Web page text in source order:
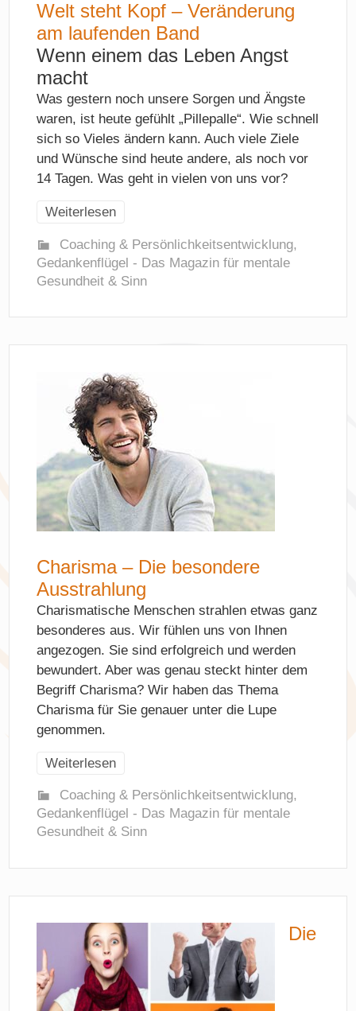
Welt steht Kopf – Veränderung
am laufenden Band
Wenn einem das Leben Angst
macht
Was gestern noch unsere Sorgen und Ängste
waren, ist heute gefühlt „Pillepalle“. Wie schnell
sich so Vieles ändern kann. Auch viele Ziele
und Wünsche sind heute andere, als noch vor
14 Tagen. Was geht in vielen von uns vor?
Weiterlesen
Coaching & Persönlichkeitsentwicklung,
Gedankenflügel - Das Magazin für mentale
Gesundheit & Sinn
Charisma – Die besondere
Ausstrahlung
Charismatische Menschen strahlen etwas ganz
besonderes aus. Wir fühlen uns von Ihnen
angezogen. Sie sind erfolgreich und werden
bewundert. Aber was genau steckt hinter dem
Begriff Charisma? Wir haben das Thema
Charisma für Sie genauer unter die Lupe
genommen.
Weiterlesen
Coaching & Persönlichkeitsentwicklung,
Gedankenflügel - Das Magazin für mentale
Gesundheit & Sinn
Die